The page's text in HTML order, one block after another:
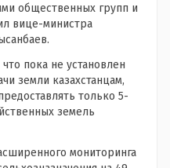
общественных групп и
вице-министра
пока не установлен
земли казахстанцам,
только 5-
земель
мониторинга